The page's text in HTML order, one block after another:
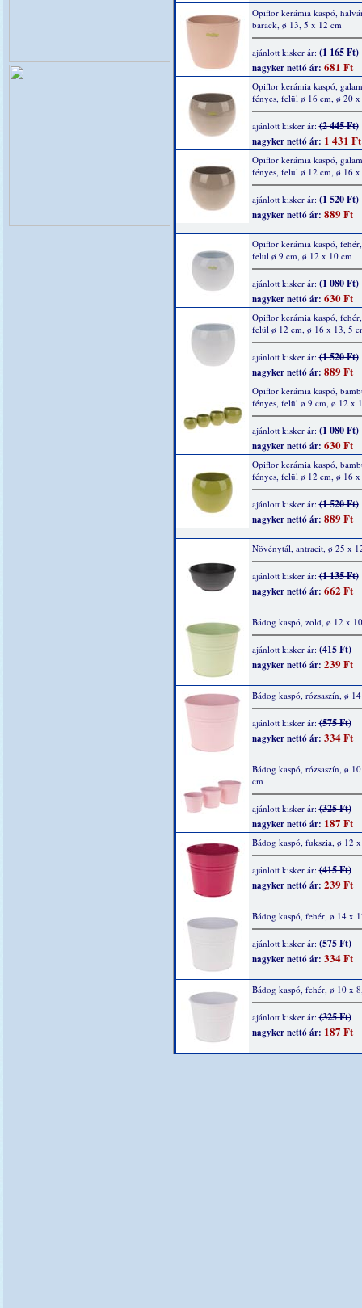
Opiflor kerámia kaspó,
barack, ø 13, 5 x 12 cm
ajánlott kisker ár:(1 165 Ft)
nagyker nettó ár: 681 Ft
Opiflor kerámia kaspó,
fényes, felül ø 16 cm, ø 20
ajánlott kisker ár:(2 445 Ft)
nagyker nettó ár: 1 431 Ft
Opiflor kerámia kaspó,
fényes, felül ø 12 cm, ø 16
ajánlott kisker ár:(1 520 Ft)
nagyker nettó ár: 889 Ft
Opiflor kerámia kaspó,
felül ø 9 cm, ø 12 x 10 cm
ajánlott kisker ár:(1 080 Ft)
nagyker nettó ár: 630 Ft
Opiflor kerámia kaspó,
felül ø 12 cm, ø 16 x 13, 5
ajánlott kisker ár:(1 520 Ft)
nagyker nettó ár: 889 Ft
Opiflor kerámia kaspó,
fényes, felül ø 9 cm, ø 12 x
ajánlott kisker ár:(1 080 Ft)
nagyker nettó ár: 630 Ft
Opiflor kerámia kaspó,
fényes, felül ø 12 cm, ø 16
ajánlott kisker ár:(1 520 Ft)
nagyker nettó ár: 889 Ft
Növénytál, antracit, ø 25 x
ajánlott kisker ár:(1 135 Ft)
nagyker nettó ár: 662 Ft
Bádog kaspó, zöld, ø 12 x
ajánlott kisker ár:(415 Ft)
nagyker nettó ár: 239 Ft
Bádog kaspó, rózsaszín, ø
ajánlott kisker ár:(575 Ft)
nagyker nettó ár: 334 Ft
Bádog kaspó, rózsaszín, ø
cm
ajánlott kisker ár:(325 Ft)
nagyker nettó ár: 187 Ft
Bádog kaspó, fukszia, ø 12
ajánlott kisker ár:(415 Ft)
nagyker nettó ár: 239 Ft
Bádog kaspó, fehér, ø 14 x
ajánlott kisker ár:(575 Ft)
nagyker nettó ár: 334 Ft
Bádog kaspó, fehér, ø 10 x
ajánlott kisker ár:(325 Ft)
nagyker nettó ár: 187 Ft